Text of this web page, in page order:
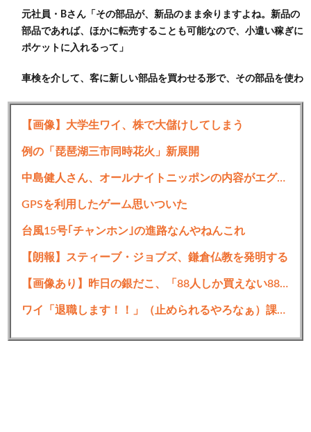
元社員・Bさん「その部品が、新品のまま余りますよね。新品の
部品であれば、ほかに転売することも可能なので、小遣い稼ぎに
ポケットに入れるって」
車検を介して、客に新しい部品を買わせる形で、その部品を使わ
こうした行為の背景に、兼重宏一前副社長らを筆頭とする、パワ
元社員・Bさん「パワハラで押しつけられている現場のスタッフ
知ったことじゃないって、悪いことでも平気でやってのける人間
だけが生き残れる会社が、ビッグモーターだと思う」
https://news.yahoo.co.jp/articles/9201a76dd3e68d2304f1a3be6
【画像】大学生ワイ、株で大儲けしてしまう
例の「琵琶湖三市同時花火」新展開
中島健人さん、オールナイトニッポンの内容がエグすぎるｗｗｗｗｗ
GPSを利用したゲーム思いついた
台風15号｢チャンホン｣の進路なんやねんこれ
【朗報】スティーブ・ジョブズ、鎌倉仏教を発明する
【画像あり】昨日の銀だこ、「88人しか買えない88円」に大行列をなす都民コチラｗｗｗｗｗ
ワイ「退職します！！」（止められるやろなぁ）課長「ええで」部長「ええで」